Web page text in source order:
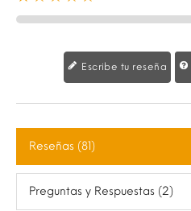
Escribe tu reseña
Reseñas (81)
Preguntas y Respuestas (2)